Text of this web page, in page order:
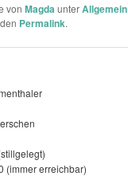
vonMagda unterAllgemein
Permalink.
(immer erreichbar)